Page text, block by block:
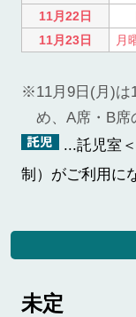
11月22日
11月23日
月
11月9日(月)は
め、A席・B席
...託児室＜
制）がご利用に
未定